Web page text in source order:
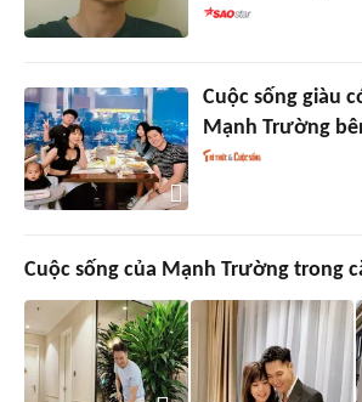
Cuộc sống giàu
Mạnh Trường
Cuộc sống của Mạnh Trường trong